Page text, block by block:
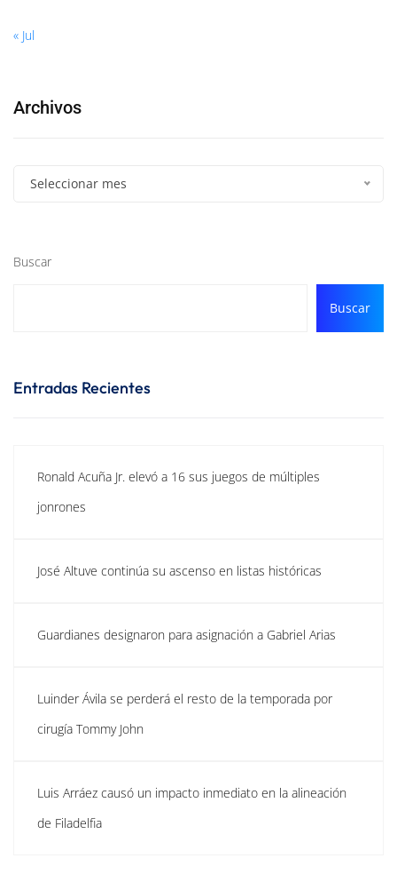
« Jul
Archivos
Seleccionar mes
Buscar
Buscar
Entradas Recientes
Ronald Acuña Jr. elevó a 16 sus juegos de múltiples
jonrones
José Altuve continúa su ascenso en listas históricas
Guardianes designaron para asignación a Gabriel Arias
Luinder Ávila se perderá el resto de la temporada por
cirugía Tommy John
Luis Arráez causó un impacto inmediato en la alineación
de Filadelfia